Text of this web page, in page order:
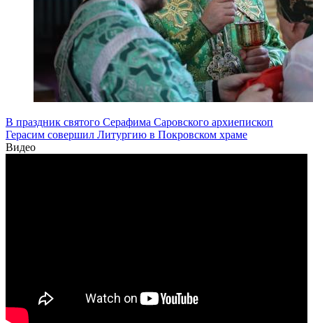
В праздник святого Серафима Саровского архиепископ
Герасим совершил Литургию в Покровском храме
Видео